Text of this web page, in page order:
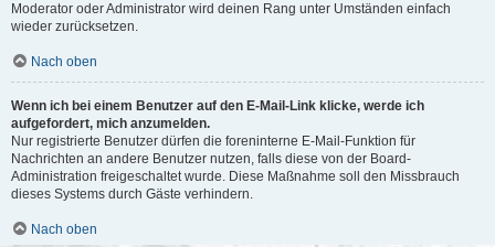
Moderator oder Administrator wird deinen Rang unter Umständen einfach
wieder zurücksetzen.
Nach oben
Wenn ich bei einem Benutzer auf den E-Mail-Link klicke, werde ich
aufgefordert, mich anzumelden.
Nur registrierte Benutzer dürfen die foreninterne E-Mail-Funktion für
Nachrichten an andere Benutzer nutzen, falls diese von der Board-
Administration freigeschaltet wurde. Diese Maßnahme soll den Missbrauch
dieses Systems durch Gäste verhindern.
Nach oben